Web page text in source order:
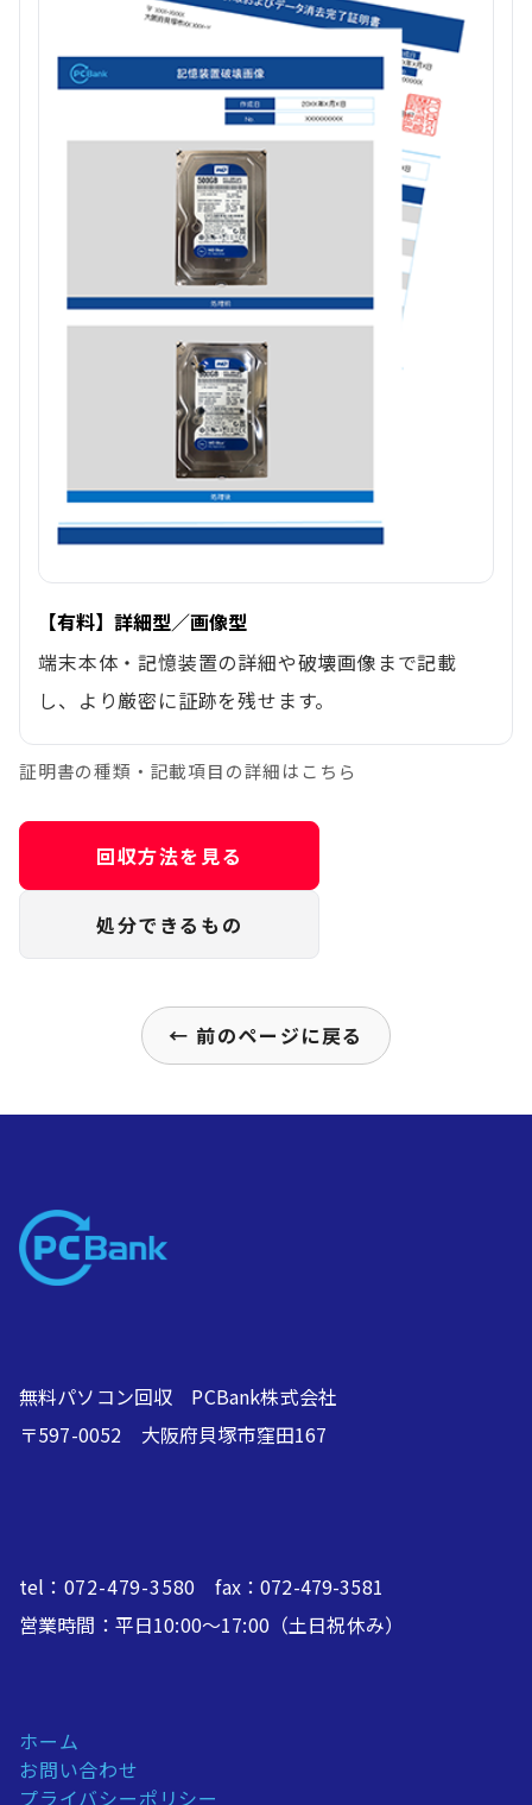
【有料】詳細型／画像型
端末本体・記憶装置の詳細や破壊画像まで記載
し、より厳密に証跡を残せます。
証明書の種類・記載項目の詳細はこちら
回収方法を見る
処分できるもの
← 前のページに戻る
無料パソコン回収 PCBank株式会社
〒597-0052 大阪府貝塚市窪田167
tel： 072-479-3580 fax：072-479-3581
営業時間：平日10:00～17:00（土日祝休み）
ホーム
お問い合わせ
プライバシーポリシー